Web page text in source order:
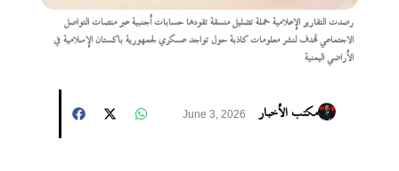
رصدت التقارير الإعلامية حملة تضليل منسقة تقودها حسابات أجنبية عبر منصات التواصل
الاجتماعي تهدف لنشر معلومات كاذبة حول تواجد عسكري لجمهورية باكستان الإسلامية في
الأراضي اليمنية
مكتب الأخبار June 3, 2026